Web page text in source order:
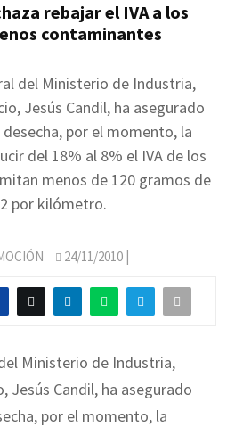
rebajar el IVA a los
contaminantes
del Ministerio de Industria,
Jesús Candil, ha asegurado
por el momento, la
del 18% al 8% el IVA de los
menos de 120 gramos de
por kilómetro.
24/11/2010 |
Ministerio de Industria,
Jesús Candil, ha asegurado
por el momento, la